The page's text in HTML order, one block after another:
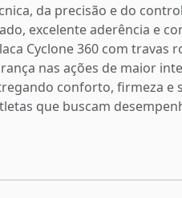
da precisão e do
excelente aderência e
Cyclone 360 com travas
nas ações de maior
conforto, firmeza
que buscam